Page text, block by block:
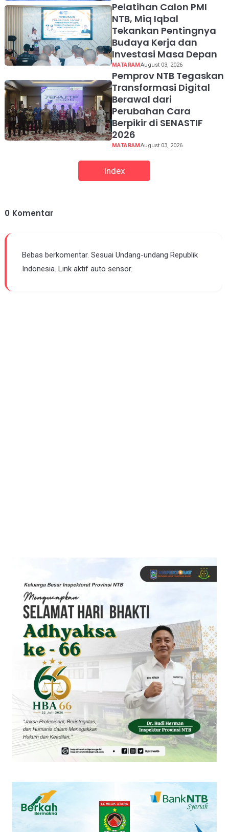
Pelatihan Calon PMI
NTB, Miq Iqbal
Tekankan Pentingnya
Budaya Kerja dan
Investasi Masa Depan
MATARAM August 03, 2026
Pemprov NTB Tegaskan
Transformasi Digital
Berawal dari
Perubahan Cara
Berpikir di SENASTIF
2026
MATARAM August 03, 2026
Index
0 Komentar
Bebas berkomentar. Sesuai Undang-undang Republik
Indonesia. Link aktif auto sensor.